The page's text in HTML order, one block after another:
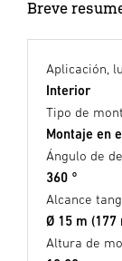
Breve
Aplicación,
Interior
Tipo de
Montaje en
Ángulo de
360 °
Alcance
Ø 15 m (177
Altura de